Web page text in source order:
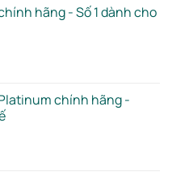
hãng - Số 1 dành cho
chính hãng -